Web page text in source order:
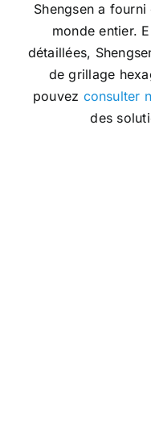
Shengsen a
monde entier.
détaillées,
de grillage
pouvez consulter
des